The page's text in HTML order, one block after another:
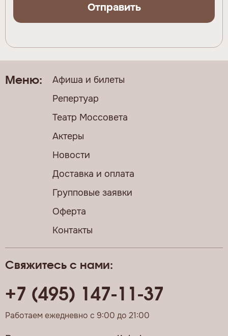
Отправить
Свяжитесь с нами:
+7 (495) 147-11-37
Работаем ежедневно с 9:00 до 21:00
Меню:
Афиша и билеты
Репертуар
Театр Моссовета
Актеры
Новости
Доставка и оплата
Групповые заявки
Оферта
Контакты